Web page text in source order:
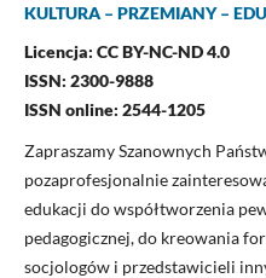
KULTURA – PRZEMIANY –
Licencja: CC BY-NC-ND 4.0
ISSN: 2300-9888
ISSN online: 2544-1205
Zapraszamy Szanownych
pozaprofesjonalnie
edukacji do współtworzenia
pedagogicznej, do kreowania
socjologów i przedstawicieli